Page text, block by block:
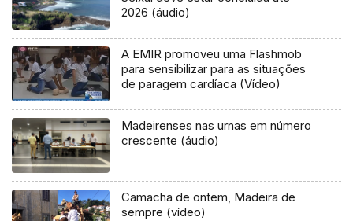
2026 (áudio)
A EMIR promoveu uma Flashmob
para sensibilizar para as situações
de paragem cardíaca (Vídeo)
Madeirenses nas urnas em número
crescente (áudio)
Camacha de ontem, Madeira de
sempre (vídeo)